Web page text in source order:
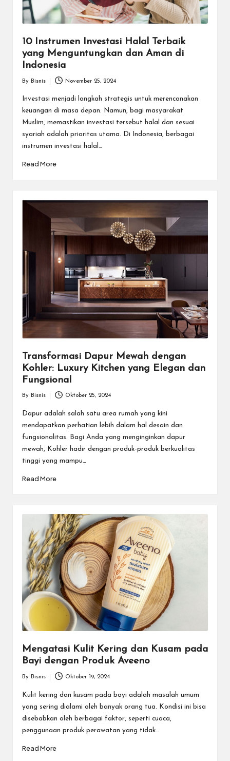
10 Instrumen Investasi Halal Terbaik
yang Menguntungkan dan Aman di
Indonesia
by
By Bisnis November 25, 2024
Investasi menjadi langkah strategis untuk merencanakan
keuangan di masa depan. Namun, bagi masyarakat
Muslim, memastikan investasi tersebut halal dan sesuai
syariah adalah prioritas utama. Di Indonesia, berbagai
instrumen investasi halal…
Read More
Transformasi Dapur Mewah dengan
Kohler: Luxury Kitchen yang Elegan dan
Fungsional
by
By Bisnis Oktober 25, 2024
Dapur adalah salah satu area rumah yang kini
mendapatkan perhatian lebih dalam hal desain dan
fungsionalitas. Bagi Anda yang menginginkan dapur
mewah, Kohler hadir dengan produk-produk berkualitas
tinggi yang mampu…
Read More
Mengatasi Kulit Kering dan Kusam pada
Bayi dengan Produk Aveeno
by
By Bisnis Oktober 19, 2024
Kulit kering dan kusam pada bayi adalah masalah umum
yang sering dialami oleh banyak orang tua. Kondisi ini bisa
disebabkan oleh berbagai faktor, seperti cuaca,
penggunaan produk perawatan yang tidak…
Read More